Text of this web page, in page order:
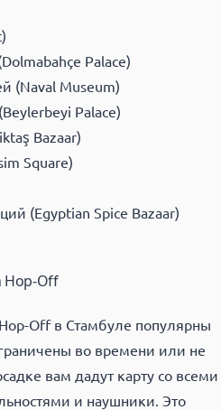
Palace)
(Naval Museum)
Palace)
Bazaar)
Square)
(Egyptian Spice Bazaar)
Hop-Off
Off в Стамбуле популярны
во времени или не
вам дадут карту со всеми
и наушники. Это